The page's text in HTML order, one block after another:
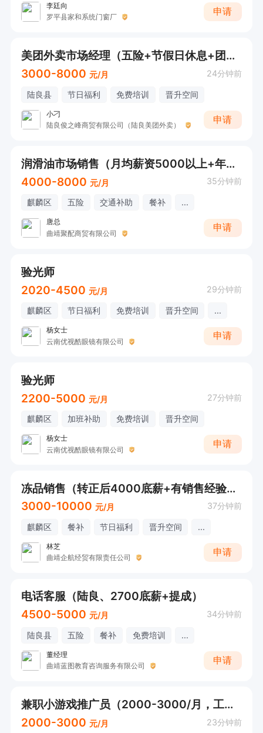
李廷向
罗平县家和系统门窗厂
申请
美团外卖市场经理（五险+节假日休息+团建）
3000-8000 元/月 24分钟前
陆良县 节日福利 免费培训 晋升空间
小刁
陆良俊之峰商贸有限公司（陆良美团外卖）
申请
润滑油市场销售（月均薪资5000以上+年终奖）
4000-8000 元/月 35分钟前
麒麟区 五险 交通补助 餐补 ...
唐总
曲靖聚配商贸有限公司
申请
验光师
2020-4500 元/月 29分钟前
麒麟区 节日福利 免费培训 晋升空间 ...
杨女士
云南优视酷眼镜有限公司
申请
验光师
2200-5000 元/月 27分钟前
麒麟区 加班补助 免费培训 晋升空间
杨女士
云南优视酷眼镜有限公司
申请
冻品销售（转正后4000底薪+有销售经验即可不限行业）
3000-10000 元/月 37分钟前
麒麟区 餐补 节日福利 晋升空间 ...
林芝
曲靖企航经贸有限责任公司
申请
电话客服（陆良、2700底薪+提成）
4500-5000 元/月 34分钟前
陆良县 五险 餐补 免费培训 ...
董经理
曲靖蓝图教育咨询服务有限公司
申请
兼职小游戏推广员（2000-3000/月，工作时间灵活，小白可培训）
2000-3000 元/月 23分钟前